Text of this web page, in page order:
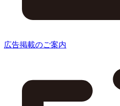
広告掲載のご案内